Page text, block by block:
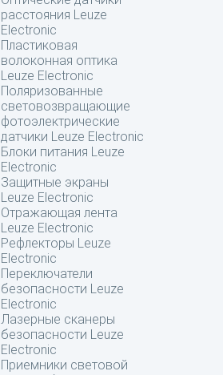
расстояния Leuze
Electronic
Пластиковая
волоконная оптика
Leuze Electronic
Поляризованные
световозвращающие
фотоэлектрические
датчики Leuze Electronic
Блоки питания Leuze
Electronic
Защитные экраны
Leuze Electronic
Отражающая лента
Leuze Electronic
Рефлекторы Leuze
Electronic
Переключатели
безопасности Leuze
Electronic
Лазерные сканеры
безопасности Leuze
Electronic
Приемники световой